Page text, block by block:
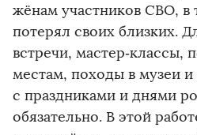
жёнам участников СВО, в
потерял своих близких.
встречи, мастер‑классы,
местам, походы в музеи и
с праздниками и днями
обязательно. В этой